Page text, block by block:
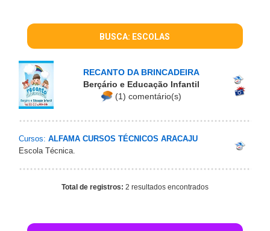
BUSCA: ESCOLAS
RECANTO DA BRINCADEIRA
Berçário e Educação Infantil
(1) comentário(s)
Cursos: ALFAMA CURSOS TÉCNICOS ARACAJU
Escola Técnica.
Total de registros: 2 resultados encontrados